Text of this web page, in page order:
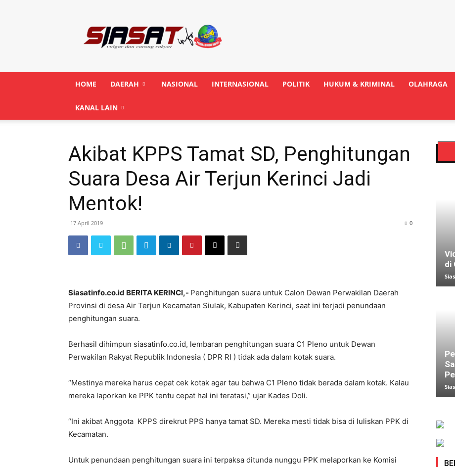
HOME DAERAH NASIONAL INTERNASIONAL POLITIK HUKUM & KRIMINAL OLAHRAGA
KANAL LAIN
Akibat KPPS Tamat SD, Penghitungan
Suara Desa Air Terjun Kerinci Jadi
Mentok!
17 April 2019 0
Siasatinfo.co.id BERITA KERINCI,- Penghitungan suara untuk Calon Dewan Perwakilan Daerah
Provinsi di desa Air Terjun Kecamatan Siulak, Kabupaten Kerinci, saat ini terjadi penundaan
penghitungan suara.
Berhasil dihimpun siasatinfo.co.id, lembaran penghitungan suara C1 Pleno untuk Dewan
Perwakilan Rakyat Republik Indonesia ( DPR RI ) tidak ada dalam kotak suara.
“Mestinya mereka harus cepat cek kotak agar tau bahwa C1 Pleno tidak berada dalam kotak. Kalau
mereka laporkan ke PPK tentu cepat hal ini teratasi,” ujar Kades Doli.
“Ini akibat Anggota KPPS direkrut PPS hanya tamat SD. Mereka mesti tidak bisa di luliskan PPK di
Kecamatan.
Untuk penundaan penghitungan suara ini terpaksa ditunda nunggu PPK melaporkan ke Komisi
di